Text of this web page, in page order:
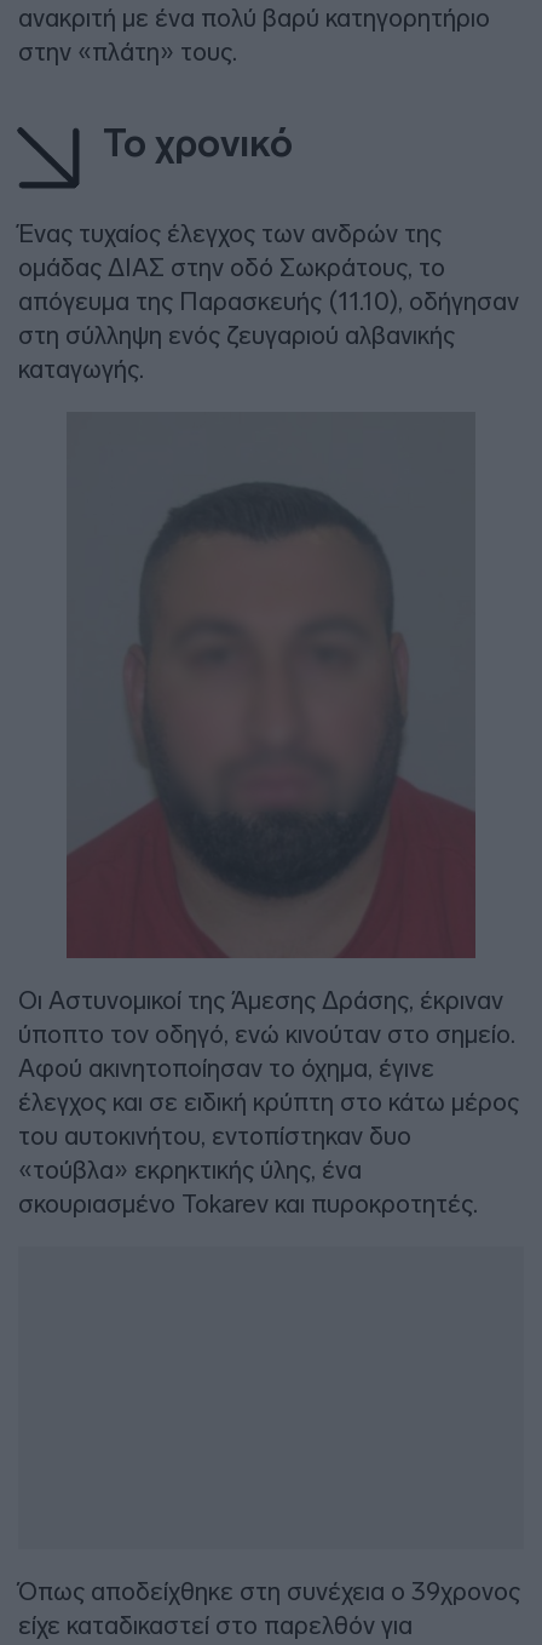
ανακριτή με ένα πολύ βαρύ κατηγορητήριο
στην «πλάτη» τους.
Το χρονικό
Ένας τυχαίος έλεγχος των ανδρών της
ομάδας ΔΙΑΣ στην οδό Σωκράτους, το
απόγευμα της Παρασκευής (11.10), οδήγησαν
στη σύλληψη ενός ζευγαριού αλβανικής
καταγωγής.
Οι Αστυνομικοί της Άμεσης Δράσης, έκριναν
ύποπτο τον οδηγό, ενώ κινούταν στο σημείο.
Αφού ακινητοποίησαν το όχημα, έγινε
έλεγχος και σε ειδική κρύπτη στο κάτω μέρος
του αυτοκινήτου, εντοπίστηκαν δυο
«τούβλα» εκρηκτικής ύλης, ένα
σκουριασμένο Tokarev και πυροκροτητές.
Όπως αποδείχθηκε στη συνέχεια ο 39χρονος
είχε καταδικαστεί στο παρελθόν για